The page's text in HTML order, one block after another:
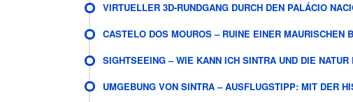
VIRTUELLER 3D-RUNDGANG DURCH DEN PALÁCIO
CASTELO DOS MOUROS – RUINE EINER MAURISCHEN
SIGHTSEEING – WIE KANN ICH SINTRA UND DIE NATUR
UMGEBUNG VON SINTRA – AUSFLUGSTIPP: MIT DER